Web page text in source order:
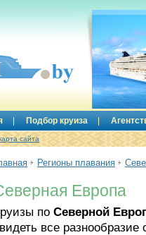
Подбор круиза
сайта
Регионы плавания
Европа
по Северной
все разнообразие